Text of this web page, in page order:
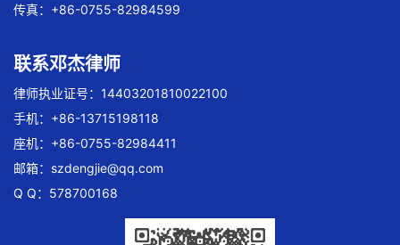
传真：+86-0755-82984599
联系邓杰律师
律师执业证号：14403201810022100
手机：+86-13715198118
座机：+86-0755-82984411
邮箱： szdengjie@qq.com
Q Q：578700168